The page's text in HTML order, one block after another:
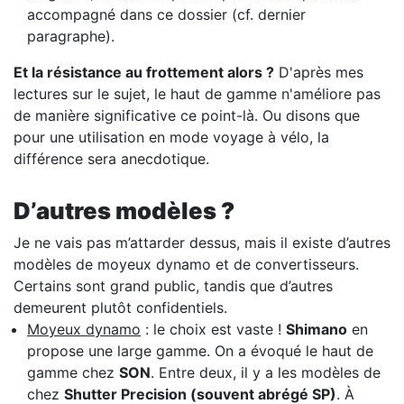
accompagné dans ce dossier (cf. dernier
paragraphe).
Et la résistance au frottement alors ? D'après mes
lectures sur le sujet, le haut de gamme n'améliore pas
de manière significative ce point-là. Ou disons que
pour une utilisation en mode voyage à vélo, la
différence sera anecdotique.
D’autres modèles ?
Je ne vais pas m’attarder dessus, mais il existe d’autres
modèles de moyeux dynamo et de convertisseurs.
Certains sont grand public, tandis que d’autres
demeurent plutôt confidentiels.
Moyeux dynamo : le choix est vaste ! Shimano en
propose une large gamme. On a évoqué le haut de
gamme chez SON. Entre deux, il y a les modèles de
chez Shutter Precision (souvent abrégé SP). À